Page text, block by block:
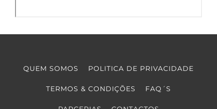
QUEM SOMOS POLITICA DE PRIVACIDADE
TERMOS & CONDIÇÕES FAQ´S